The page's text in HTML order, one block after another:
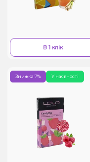
В 1 клік
У наявності
Знижка 7%